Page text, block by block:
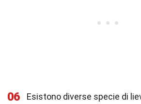
06
Esistono diverse specie di